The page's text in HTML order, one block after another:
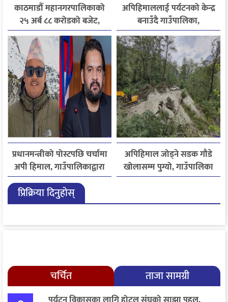
काठमाडौँ महानगरपालिकाको
२५ अर्ब ८८ करोडको बजेट,
पूर्वाधार र सेवा सुधारलाई
प्राथमिकता
अपिहिमाललाई पर्यटनको केन्द्र
बनाउँदै गाउँपालिका,
बहुआयामिक पर्यटन विकासमा
जोड
प्रधानमन्त्रीको पोस्टपछि चर्चामा
अपी हिमाल, गाउँपालिकाद्वारा
भ्रमणको निमन्त्रणा
अपिहिमाल जोड्ने सडक गौडे
खोलासम्म पुग्यो, गाउँपालिका
मुकाम सडक सञ्जालसँग जोडिने
प्रिक्रिया दिनुहोस्
चर्चित ताजा सामग्री